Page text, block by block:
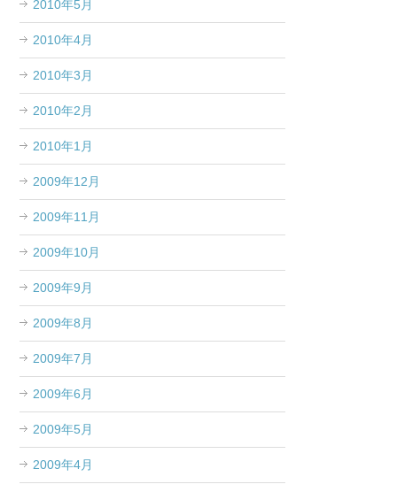
2010年5月
2010年4月
2010年3月
2010年2月
2010年1月
2009年12月
2009年11月
2009年10月
2009年9月
2009年8月
2009年7月
2009年6月
2009年5月
2009年4月